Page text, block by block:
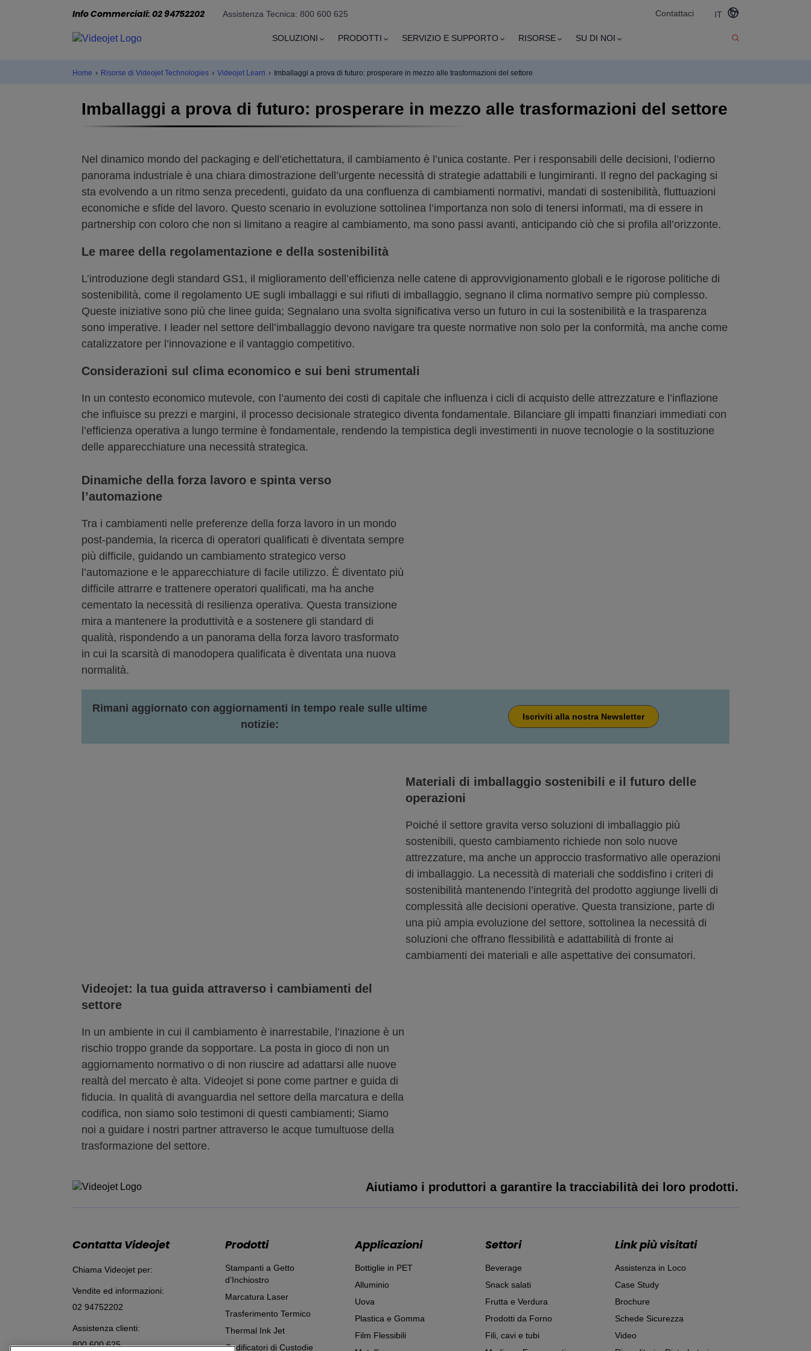
Info Commerciali: 02 94752202 Assistenza Tecnica: 800 600 625 Contattaci IT
SOLUZIONI PRODOTTI SERVIZIO E SUPPORTO RISORSE SU DI NOI
Home › Risorse di Videojet Technologies › Videojet Learn › Imballaggi a prova di futuro: prosperare in mezzo alle trasformazioni del settore
Imballaggi a prova di futuro: prosperare in mezzo alle trasformazioni del settore
Nel dinamico mondo del packaging e dell’etichettatura, il cambiamento è l’unica costante. Per i responsabili delle decisioni, l’odierno
panorama industriale è una chiara dimostrazione dell’urgente necessità di strategie adattabili e lungimiranti. Il regno del packaging si
sta evolvendo a un ritmo senza precedenti, guidato da una confluenza di cambiamenti normativi, mandati di sostenibilità, fluttuazioni
economiche e sfide del lavoro. Questo scenario in evoluzione sottolinea l’importanza non solo di tenersi informati, ma di essere in
partnership con coloro che non si limitano a reagire al cambiamento, ma sono passi avanti, anticipando ciò che si profila all’orizzonte.
Le maree della regolamentazione e della sostenibilità
L’introduzione degli standard GS1, il miglioramento dell’efficienza nelle catene di approvvigionamento globali e le rigorose politiche di
sostenibilità, come il regolamento UE sugli imballaggi e sui rifiuti di imballaggio, segnano il clima normativo sempre più complesso.
Queste iniziative sono più che linee guida; Segnalano una svolta significativa verso un futuro in cui la sostenibilità e la trasparenza
sono imperative. I leader nel settore dell’imballaggio devono navigare tra queste normative non solo per la conformità, ma anche come
catalizzatore per l’innovazione e il vantaggio competitivo.
Considerazioni sul clima economico e sui beni strumentali
In un contesto economico mutevole, con l’aumento dei costi di capitale che influenza i cicli di acquisto delle attrezzature e l’inflazione
che influisce su prezzi e margini, il processo decisionale strategico diventa fondamentale. Bilanciare gli impatti finanziari immediati con
l’efficienza operativa a lungo termine è fondamentale, rendendo la tempistica degli investimenti in nuove tecnologie o la sostituzione
delle apparecchiature una necessità strategica.
Dinamiche della forza lavoro e spinta verso
l’automazione
Tra i cambiamenti nelle preferenze della forza lavoro in un mondo
post-pandemia, la ricerca di operatori qualificati è diventata sempre
più difficile, guidando un cambiamento strategico verso
l’automazione e le apparecchiature di facile utilizzo. È diventato più
difficile attrarre e trattenere operatori qualificati, ma ha anche
cementato la necessità di resilienza operativa. Questa transizione
mira a mantenere la produttività e a sostenere gli standard di
qualità, rispondendo a un panorama della forza lavoro trasformato
in cui la scarsità di manodopera qualificata è diventata una nuova
normalità.
Rimani aggiornato con aggiornamenti in tempo reale sulle ultime
notizie:
Iscriviti alla nostra Newsletter
Materiali di imballaggio sostenibili e il futuro delle
operazioni
Poiché il settore gravita verso soluzioni di imballaggio più
sostenibili, questo cambiamento richiede non solo nuove
attrezzature, ma anche un approccio trasformativo alle operazioni
di imballaggio. La necessità di materiali che soddisfino i criteri di
sostenibilità mantenendo l’integrità del prodotto aggiunge livelli di
complessità alle decisioni operative. Questa transizione, parte di
una più ampia evoluzione del settore, sottolinea la necessità di
soluzioni che offrano flessibilità e adattabilità di fronte ai
cambiamenti dei materiali e alle aspettative dei consumatori.
Videojet: la tua guida attraverso i cambiamenti del
settore
In un ambiente in cui il cambiamento è inarrestabile, l’inazione è un
rischio troppo grande da sopportare. La posta in gioco di non un
aggiornamento normativo o di non riuscire ad adattarsi alle nuove
realtà del mercato è alta. Videojet si pone come partner e guida di
fiducia. In qualità di avanguardia nel settore della marcatura e della
codifica, non siamo solo testimoni di questi cambiamenti; Siamo
noi a guidare i nostri partner attraverso le acque tumultuose della
trasformazione del settore.
Aiutiamo i produttori a garantire la tracciabilità dei loro prodotti.
Contatta Videojet
Chiama Videojet per:
Vendite ed informazioni:
02 94752202
Assistenza clienti:
800 600 625
Prodotti
Stampanti a Getto
d’Inchiostro
Marcatura Laser
Trasferimento Termico
Thermal Ink Jet
Codificatori di Custodie
Applicazioni
Bottiglie in PET
Alluminio
Uova
Plastica e Gomma
Film Flessibili
Settori
Beverage
Snack salati
Frutta e Verdura
Prodotti da Forno
Fili, cavi e tubi
Link più visitati
Assistenza in Loco
Case Study
Brochure
Schede Sicurezza
Video